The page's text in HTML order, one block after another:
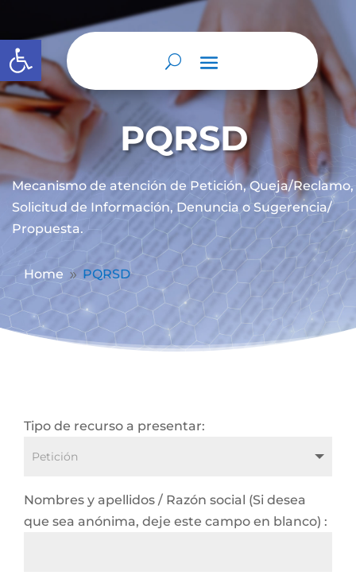
Abrir barra de herramientas
PQRSD
Mecanismo de atención de Petición, Queja/Reclamo,
Solicitud de Información, Denuncia o Sugerencia/
Propuesta.
Home 9 PQRSD
Tipo de recurso a presentar:
Nombres y apellidos / Razón social (Si desea
que sea anónima, deje este campo en blanco) :